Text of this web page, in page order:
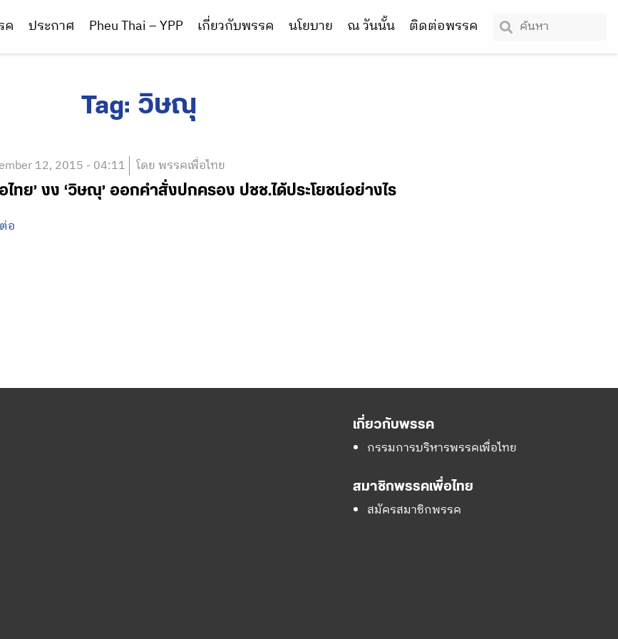
ค ประกาศ Pheu Thai – YPP เกี่ยวกับพรรค นโยบาย ณ วันนั้น ติดต่อพรรค
Tag: วิษณุ
12, 2015 - 04:11 โดย พรรคเพื่อไทย
อไทย’ งง ‘วิษณุ’ ออกคำสั่งปกครอง ปชช.ได้ประโยชน์อย่างไร
อ
เกี่ยวกับพรรค
กรรมการบริหารพรรคเพื่อไทย
สมาชิกพรรคเพื่อไทย
สมัครสมาชิกพรรค